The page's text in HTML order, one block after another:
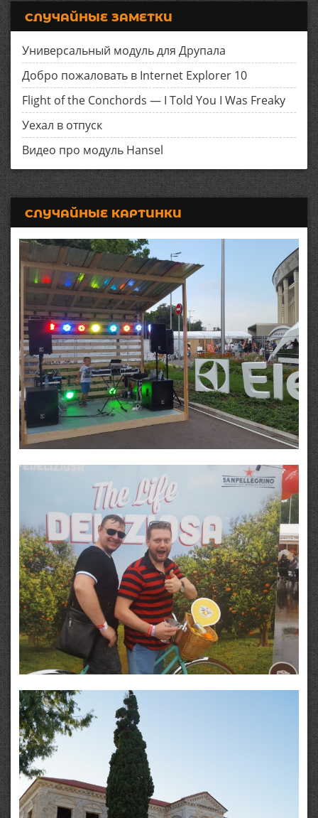
СЛУЧАЙНЫЕ ЗАМЕТКИ
Универсальный модуль для Друпала
Добро пожаловать в Internet Explorer 10
Flight of the Conchords — I Told You I Was Freaky
Уехал в отпуск
Видео про модуль Hansel
СЛУЧАЙНЫЕ КАРТИНКИ